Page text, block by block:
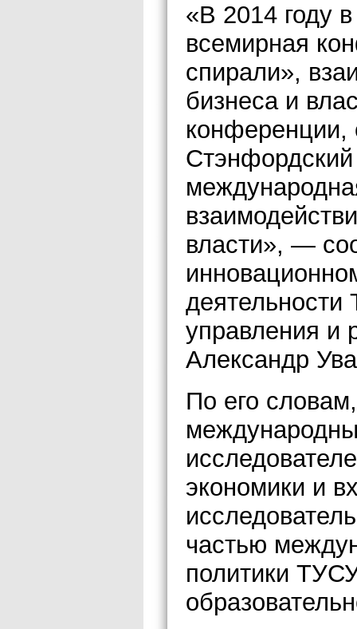
«В 2014 году
всемирная
спирали»,
бизнеса и
конференции,
власти», —
деятельности
управления и
Александр
По его
экономики и
частью
политики